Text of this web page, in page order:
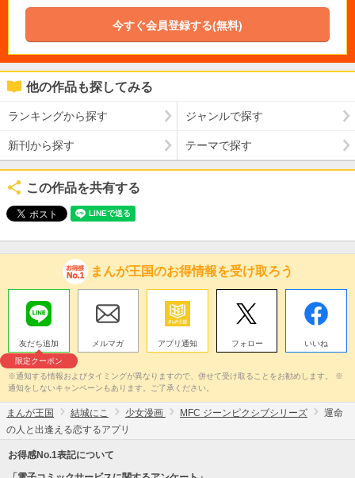
今すぐ会員登録する(無料)
他の作品も探してみる
ランキングから探す ジャンルで探す
新刊から探す テーマで探す
この作品を共有する
まんが王国のお得情報を受け取ろう
友だち追加
限定クーポン
メルマガ アプリ通知 フォロー いいね
※通知する情報およびタイミングが異なりますので、併せて受け取ることをお勧めします。 ※
通知をしないキャンペーンもあります。ご了承ください。
まんが王国 結城にこ 少女漫画 MFC ジーンピクシブシリーズ
運命
の人と出逢える恋するアプリ
お得感No.1表記について